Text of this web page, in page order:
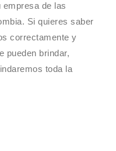
empresa de las
Si quieres saber
correctamente y
pueden brindar,
toda la